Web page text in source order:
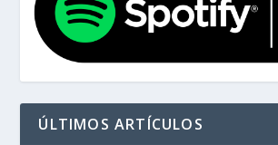
ÚLTIMOS ARTÍCULOS